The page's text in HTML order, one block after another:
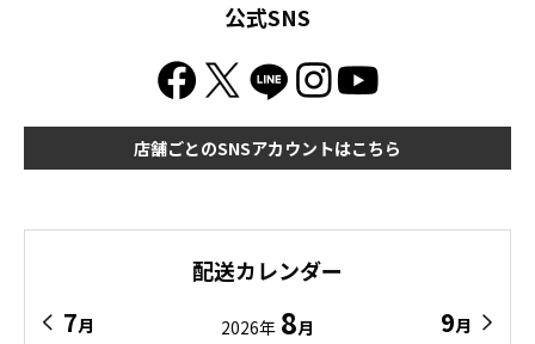
公式SNS
店舗ごとのSNSアカウントはこちら
配送カレンダー
7月 2026年 8月 9月